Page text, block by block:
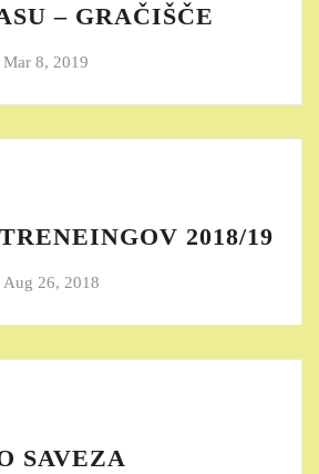
– GRAČIŠČE
Mar 8, 2019
2018/19
Aug 26, 2018
SAVEZA